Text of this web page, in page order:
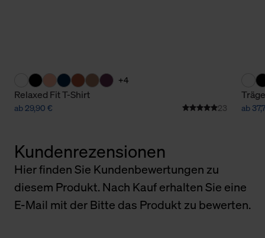
+4
Relaxed Fit T-Shirt
ab 29,90 € 23 ab
Kundenrezensionen
Hier finden Sie Kundenbewertungen zu
diesem Produkt. Nach Kauf erhalten Sie eine
E-Mail mit der Bitte das Produkt zu bewerten.